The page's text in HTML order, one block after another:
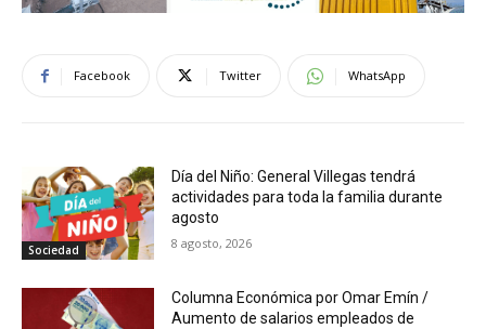
Facebook Twitter WhatsApp
Sociedad
Día del Niño: General Villegas tendrá
actividades para toda la familia durante
agosto
8 agosto, 2026
Columna Económica por Omar Emín /
Aumento de salarios empleados de